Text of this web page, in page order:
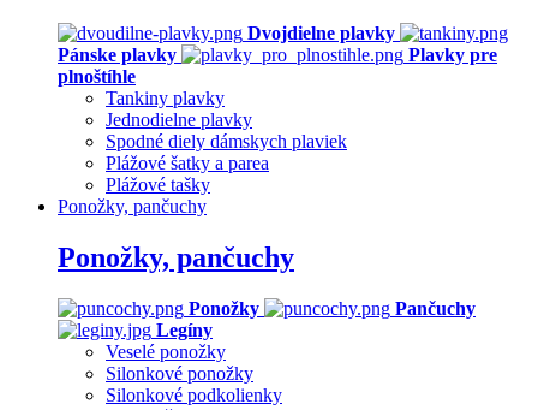
Dvojdielne plavky
Pánske plavky
Plavky pre
plnoštíhle
Tankiny plavky
Jednodielne plavky
Spodné diely dámskych plaviek
Plážové šatky a parea
Plážové tašky
Ponožky, pančuchy
Ponožky, pančuchy
Ponožky
Pančuchy
Legíny
Veselé ponožky
Silonkové ponožky
Silonkové podkolienky